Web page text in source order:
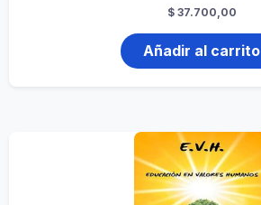
0
de
$37.700,00
Añadir al carrito